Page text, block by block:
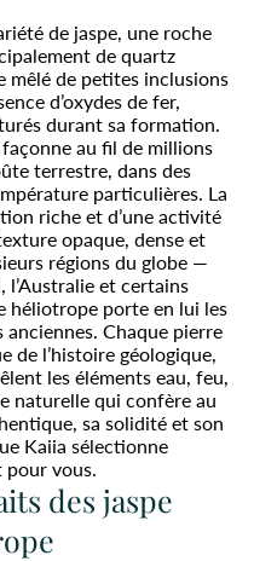
de jaspe, une roche
de quartz
mêlé de petites inclusions
d’oxydes de fer,
durant sa formation.
au fil de millions
terrestre, dans des
particulières. La
riche et d’une activité
opaque, dense et
régions du globe —
l’Australie et certains
héliotrope porte en lui les
Chaque pierre
de l’histoire géologique,
les éléments eau, feu,
naturelle qui confère au
sa solidité et son
Kaiia sélectionne
pour vous.
des jaspe